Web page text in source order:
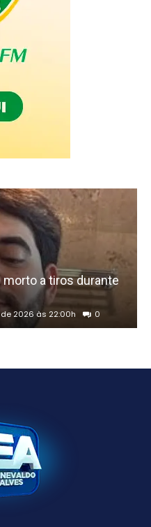
a tiros durante
2026 às 22:00h 0